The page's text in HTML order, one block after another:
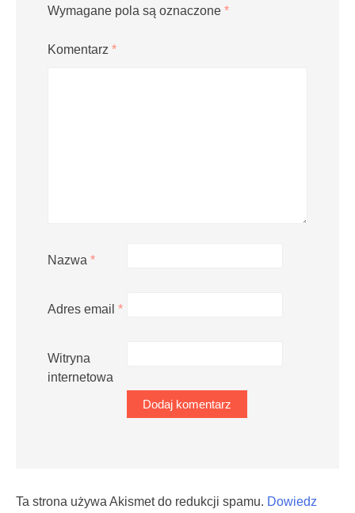
Wymagane pola są oznaczone *
Komentarz *
Nazwa *
Adres email *
Witryna
internetowa
Ta strona używa Akismet do redukcji spamu. Dowiedz